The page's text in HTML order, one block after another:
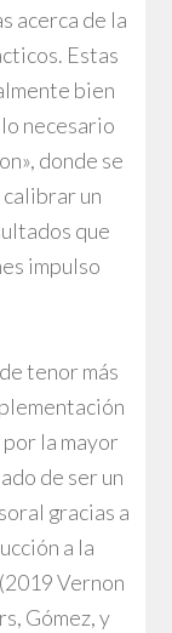
acerca de la
Estas
bien
necesario
donde se
un
que
impulso
tenor más
la mayor
de ser un
gracias a
a la
Vernon
Gómez, y